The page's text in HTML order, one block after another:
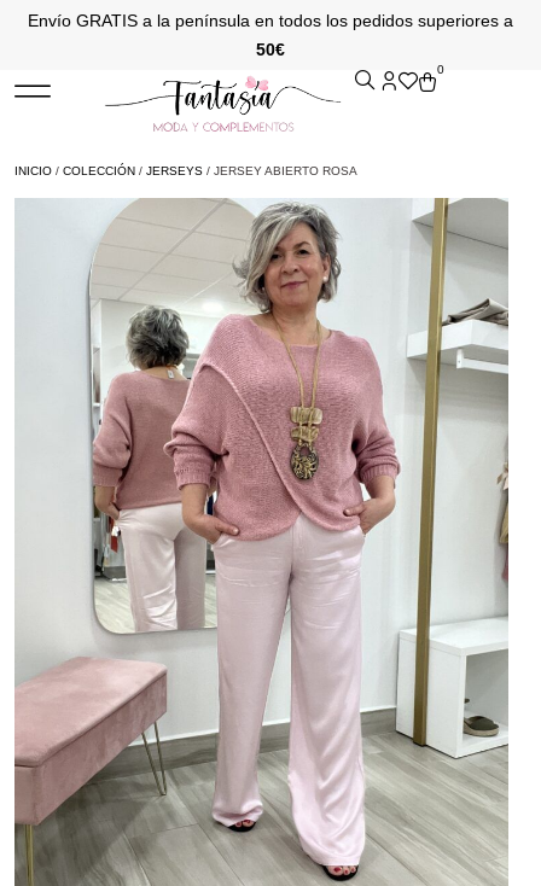
Envío GRATIS a la península en todos los pedidos superiores a
50€
0
INICIO / COLECCIÓN / JERSEYS / JERSEY ABIERTO ROSA